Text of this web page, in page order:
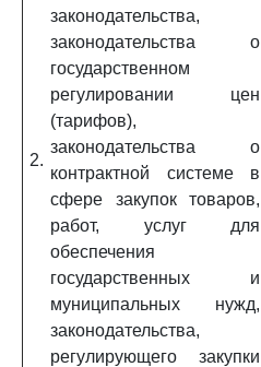
2.
законодательства,
законодательства о
государственном
регулировании цен
(тарифов),
законодательства о
контрактной системе в
сфере закупок товаров,
работ, услуг для
обеспечения
государственных и
муниципальных нужд,
законодательства,
регулирующего закупки